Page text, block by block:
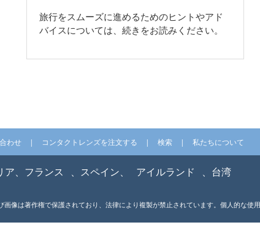
旅行をスムーズに進めるためのヒントやアド
バイスについては、続きをお読みください。
わせ コンタクトレンズを注文する 検索 私たちについて
ア、フランス 、スペイン、 アイルランド 、台湾
像は著作権で保護されており、法律により複製が禁止されています。個人的な使